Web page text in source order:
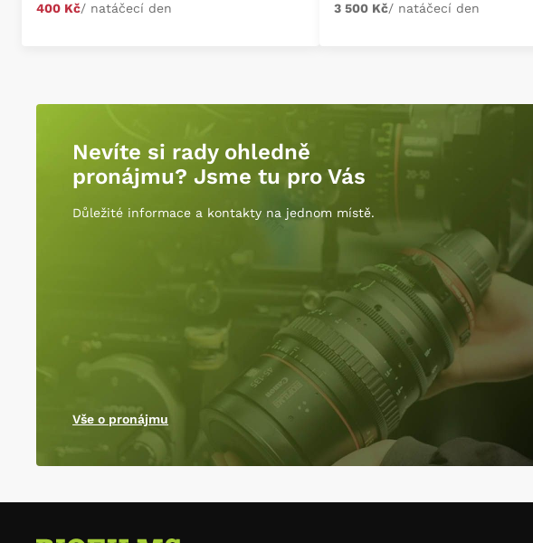
400 Kč/ natáčecí den 3 500 Kč/ natáčecí den
Nevíte si rady ohledně
pronájmu? Jsme tu pro Vás
Důležité informace a kontakty na jednom místě.
Vše o pronájmu